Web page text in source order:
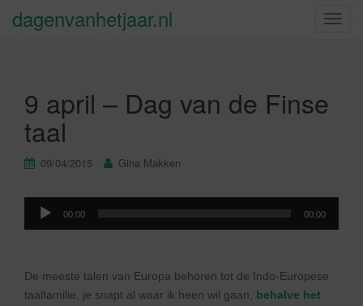
S
g
dagenvanhetjaar.nl
9 april – Dag van de Finse
taal
09/04/2015 Gina Makken
Audiospeler
00:00 00:00
De meeste talen van Europa behoren tot de Indo-Europese
taalfamilie, je snapt al waar ik heen wil gaan, behalve het